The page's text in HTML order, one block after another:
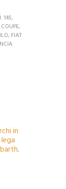
145,
FIAT
in
,